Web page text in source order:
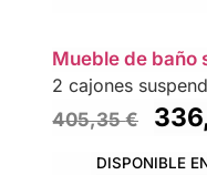
Mueble de baño
2 cajones
405,35€
DISPONIBLE